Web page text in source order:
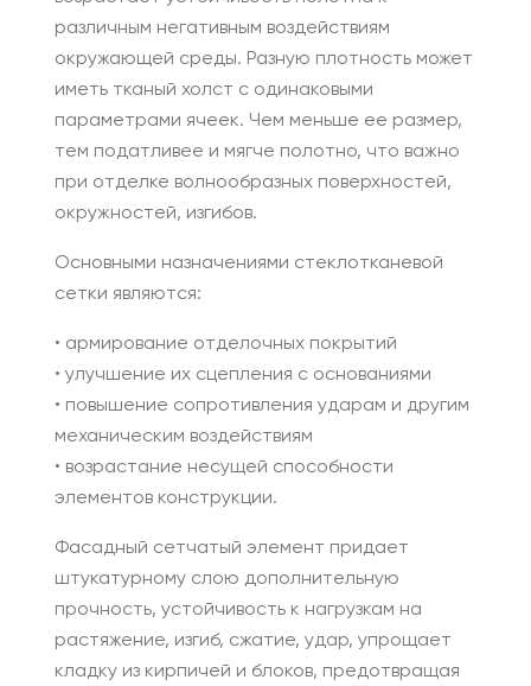
различным негативным воздействиям
окружающей среды. Разную плотность может
иметь тканый холст с одинаковыми
параметрами ячеек. Чем меньше ее размер,
тем податливее и мягче полотно, что важно
при отделке волнообразных поверхностей,
окружностей, изгибов.
Основными назначениями стеклотканевой
сетки являются:
• армирование отделочных покрытий
• улучшение их сцепления с основаниями
• повышение сопротивления ударам и другим
механическим воздействиям
• возрастание несущей способности
элементов конструкции.
Фасадный сетчатый элемент придает
штукатурному слою дополнительную
прочность, устойчивость к нагрузкам на
растяжение, изгиб, сжатие, удар, упрощает
кладку из кирпичей и блоков, предотвращая